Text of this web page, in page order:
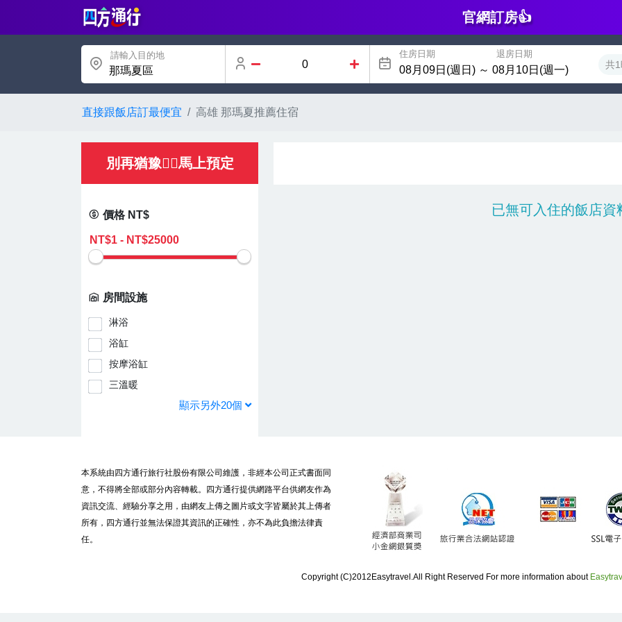
官網訂房👍
請輸入目的地
那瑪夏區
住房日期 退房日期
共
直接跟飯店訂最便宜 高雄 那瑪夏推薦住宿
別再猶豫👌🏻馬上預定
價格 NT$
房間設施
淋浴
浴缸
按摩浴缸
三溫暖
顯示另外20個
已無可入住的飯店資
本系統由四方通行旅行社股份有限公司維護，非經本公司正式書面同
意，不得將全部或部分內容轉載。四方通行提供網路平台供網友作為
資訊交流、經驗分享之用，由網友上傳之圖片或文字皆屬於其上傳者
所有，四方通行並無法保證其資訊的正確性，亦不為此負擔法律責
任。
Copyright (C)2012Easytravel.All Right Reserved For more information about